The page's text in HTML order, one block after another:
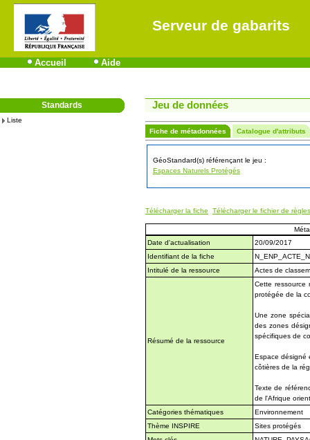
Serveur de gabarits
Accueil Aide
Standards
Liste
Jeu de données
Fiche de métadonnées Catalogue d'attributs
GéoStandard(s) référençant le jeu :
Espaces Naturels Protégés
Télécharger la fiche Télécharger le fichier de règles
Date d'actualisation
20/09/2017
Identifiant de la fiche
Intitulé de la ressource
Actes de
Résumé de la ressource
Cette ressource
protégée de la
Une zone
des zones
spécifiques de
Espace désigné
côtières de la
Texte de
de l'Afrique
Catégories thématiques
Environnement
Thème INSPIRE
Sites protégés